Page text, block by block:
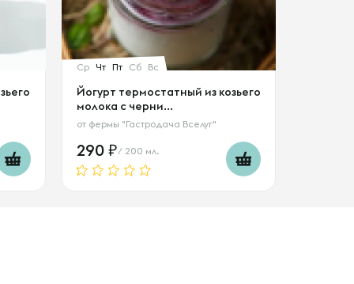
Ср Чт Пт Сб Вс
Йогурт термостатный из козьего
молока с черни...
от фермы "Гастродача Вселуг"
290 / 200 мл.